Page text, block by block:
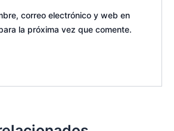
correo electrónico y web en
la próxima vez que comente.